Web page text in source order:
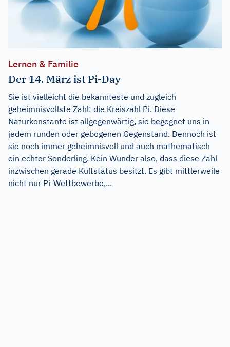
Lernen & Familie
Der 14. März ist Pi-Day
Sie ist vielleicht die bekannteste und zugleich
geheimnisvollste Zahl: die Kreiszahl Pi. Diese
Naturkonstante ist allgegenwärtig, sie begegnet uns in
jedem runden oder gebogenen Gegenstand. Dennoch ist
sie noch immer geheimnisvoll und auch mathematisch
ein echter Sonderling. Kein Wunder also, dass diese Zahl
inzwischen gerade Kultstatus besitzt. Es gibt mittlerweile
nicht nur Pi-Wettbewerbe,...